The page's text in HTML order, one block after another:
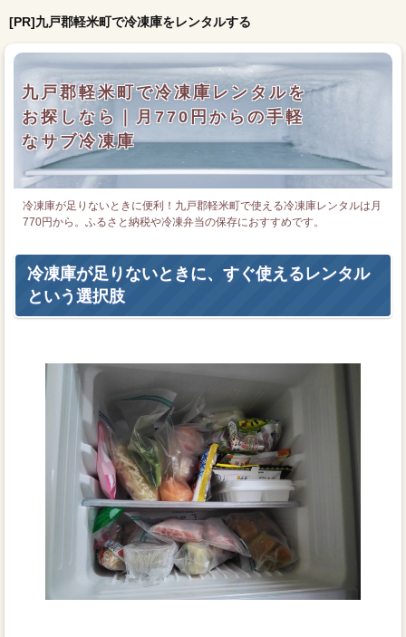
[PR]九戸郡軽米町で冷凍庫をレンタルする
九戸郡軽米町で冷凍庫レンタルを
お探しなら｜月770円からの手軽
なサブ冷凍庫
冷凍庫が足りないときに便利！九戸郡軽米町で使える冷凍庫レンタルは月
770円から。ふるさと納税や冷凍弁当の保存におすすめです。
冷凍庫が足りないときに、すぐ使えるレンタル
という選択肢